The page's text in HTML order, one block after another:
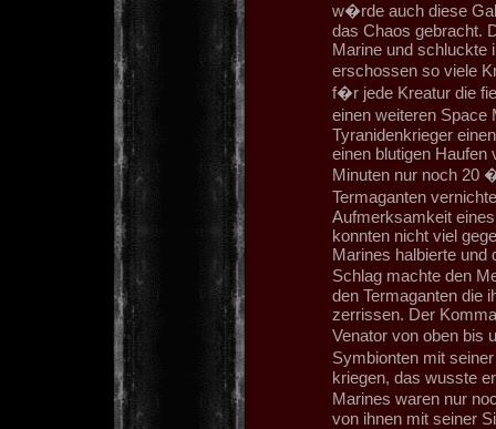
w�rde auch diese
das Chaos gebracht.
Marine und schluckte
erschossen so viele
f�r jede Kreatur die
einen weiteren
Tyranidenkrieger
einen blutigen Haufen
Minuten nur noch 20
Termaganten
Aufmerksamkeit
konnten nicht viel
Marines halbierte und
Schlag machte den
den Termaganten die
zerrissen. Der
Venator von oben bis
Symbionten mit
kriegen, das wusste
Marines waren nur
von ihnen mit seiner